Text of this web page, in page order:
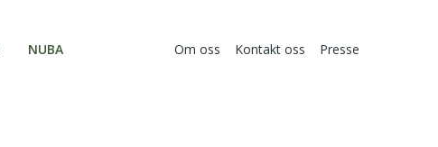
NUBA Om oss Kontakt oss Presse